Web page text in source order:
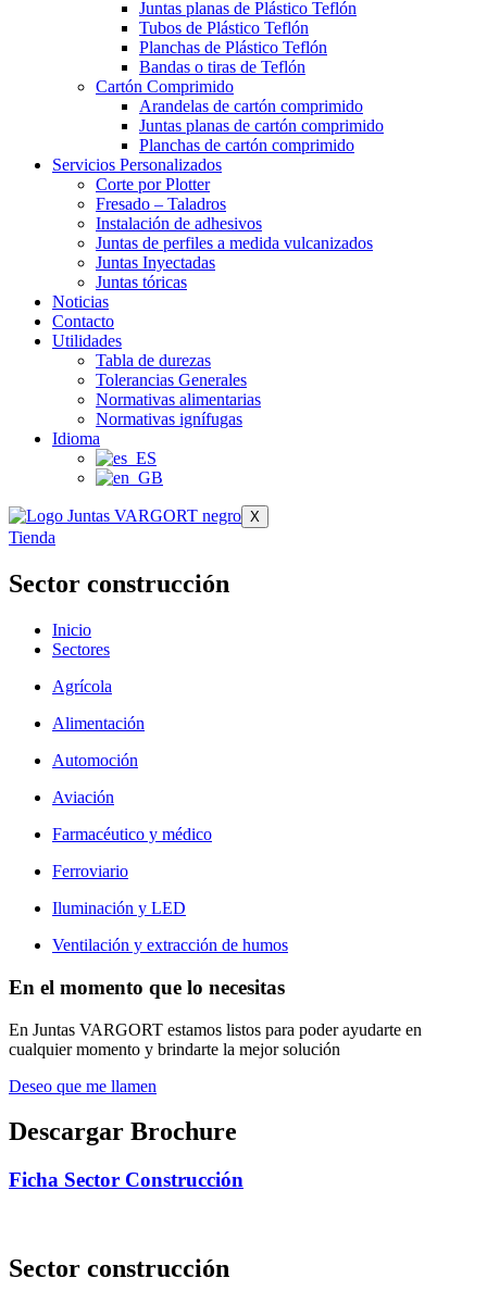
Juntas planas de Plástico Teflón
Tubos de Plástico Teflón
Planchas de Plástico Teflón
Bandas o tiras de Teflón
Cartón Comprimido
Arandelas de cartón comprimido
Juntas planas de cartón comprimido
Planchas de cartón comprimido
Servicios Personalizados
Corte por Plotter
Fresado – Taladros
Instalación de adhesivos
Juntas de perfiles a medida vulcanizados
Juntas Inyectadas
Juntas tóricas
Noticias
Contacto
Utilidades
Tabla de durezas
Tolerancias Generales
Normativas alimentarias
Normativas ignífugas
Idioma
X
Tienda
Sector construcción
Inicio
Sectores
Agrícola
Alimentación
Automoción
Aviación
Farmacéutico y médico
Ferroviario
Iluminación y LED
Ventilación y extracción de humos
En el momento que lo necesitas
En Juntas VARGORT estamos listos para poder ayudarte en
cualquier momento y brindarte la mejor solución
Deseo que me llamen
Descargar Brochure
Ficha Sector Construcción
Sector construcción